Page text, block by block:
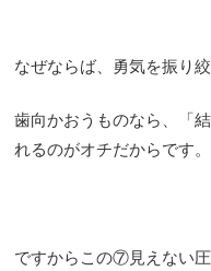
なぜならば、勇気を振り
歯向かおうものなら、「
れるのがオチだからです。
ですからこの⑦見えない